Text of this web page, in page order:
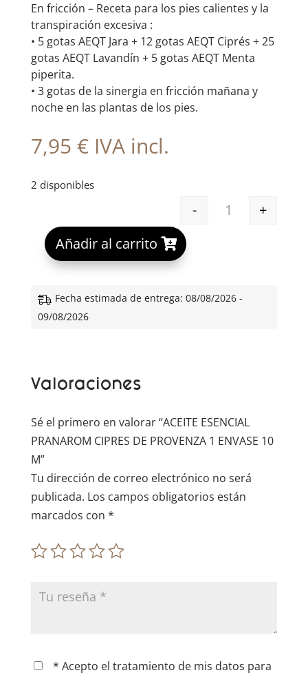
En fricción – Receta para los pies calientes y la
transpiración excesiva :
• 5 gotas AEQT Jara + 12 gotas AEQT Ciprés + 25
gotas AEQT Lavandín + 5 gotas AEQT Menta
piperita.
• 3 gotas de la sinergia en fricción mañana y
noche en las plantas de los pies.
7,95 € IVA incl.
2 disponibles
ACEITE
-
+
Añadir al carrito
A
e
e
:
Fecha estimada de entrega: 08/08/2026 -
09/08/2026
Valoraciones
Sé el primero en valorar “ACEITE ESENCIAL
PRANAROM CIPRES DE PROVENZA 1 ENVASE 10
M”
Tu dirección de correo electrónico no será
publicada. Los campos obligatorios están
marcados con *
* Acepto el tratamiento de mis datos para